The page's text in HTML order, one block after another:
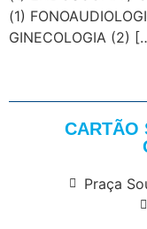
(1)
GINECOLOGIA (2)
CARTÃO
Praça